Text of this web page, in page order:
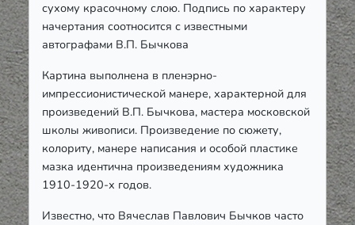
сухому красочному слою. Подпись по характеру
начертания соотносится с известными
автографами В.П. Бычкова
Картина выполнена в пленэрно-
импрессионистической манере, характерной для
произведений В.П. Бычкова, мастера московской
школы живописи. Произведение по сюжету,
колориту, манере написания и особой пластике
мазка идентична произведениям художника
1910-1920-х годов.
Известно, что Вячеслав Павлович Бычков часто